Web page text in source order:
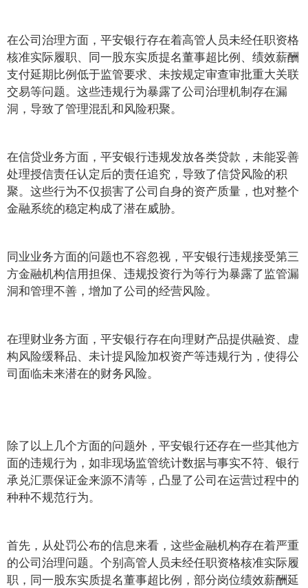
在公司治理方面，平安银行存在着高管人员未经任职资格
核准实际履职、同一股东实质提名董事超比例、绩效薪酬
支付延期比例低于监管要求、未按规定审查审批重大关联
交易等问题。这些违规行为暴露了公司治理机制存在漏
洞，导致了管理混乱和风险积聚。
在信贷业务方面，平安银行违规发放各类贷款，未能妥善
处理授信责任认定后的责任追究，导致了信贷风险的积
聚。这些行为不仅损害了公司自身的资产质量，也对整个
金融系统的稳定构成了潜在威胁。
同业业务方面的问题也不容忽视，平安银行违规接受第三
方金融机构信用担保、违规投资行为等行为暴露了监管漏
洞和管理不善，增加了公司的经营风险。
在理财业务方面，平安银行存在向理财产品提供融资、虚
构风险缓释品、未计提风险加权资产等违规行为，使得公
司面临未来潜在的财务风险。
除了以上几个方面的问题外，平安银行还存在一些其他方
面的违规行为，如非现场监管统计数据与事实不符、银行
承兑汇票保证金来源不清等，凸显了公司在运营过程中的
种种不规范行为。
首先，从处罚公布的信息来看，这些金融机构存在着严重
的公司治理问题。个别高管人员未经任职资格核准实际履
职，同一股东实质提名董事超比例，部分岗位绩效薪酬延